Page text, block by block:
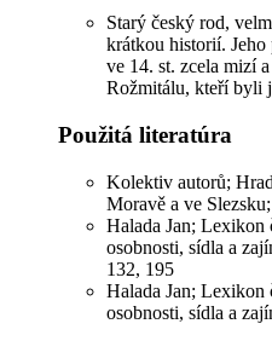
Starý český rod,
krátkou historií. Jeho
ve 14. st. zcela mizí
Rožmitálu, kteří byli
Použitá literatúra
Kolektiv autorů;
Moravě a ve
Halada Jan; Lexikon
osobnosti, sídla a
132, 195
Halada Jan; Lexikon
osobnosti, sídla a